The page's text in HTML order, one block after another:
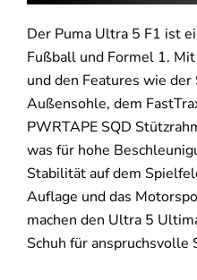
Der Puma Ultra 5 F1 ist
Fußball und Formel 1.
und den Features wie der
Außensohle, dem
PWRTAPE SQD
was für hohe
Stabilität auf dem
Auflage und das
machen den Ultra 5
Schuh für anspruchsvolle